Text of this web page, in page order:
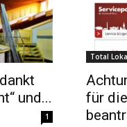
und...
1
Total
für